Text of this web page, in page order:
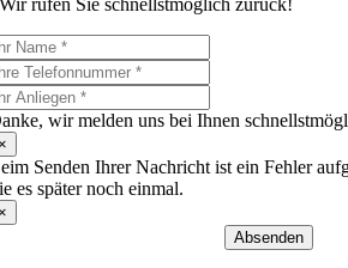
Wir rufen Sie schnellstmöglich zurück!
wir melden uns bei Ihnen
Senden Ihrer Nachricht ist ein Fehler
es später noch einmal.
Absenden